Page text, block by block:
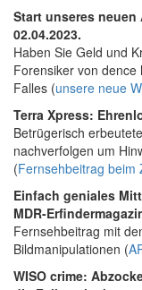
Start unseres
02.04.2023.
Haben Sie Geld und
Forensiker von
Falles (unsere neue
Terra Xpress:
Betrügerisch
nachverfolgen um
(Fernsehbeitrag beim
Einfach geniales
MDR-
Fernsehbeitrag mit
Bildmanipulationen (
WISO crime: